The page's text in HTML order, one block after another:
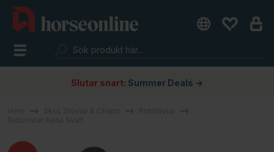
Slutar snart: Summer Deals →